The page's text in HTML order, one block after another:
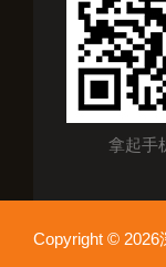
拿起手
Copyright ©